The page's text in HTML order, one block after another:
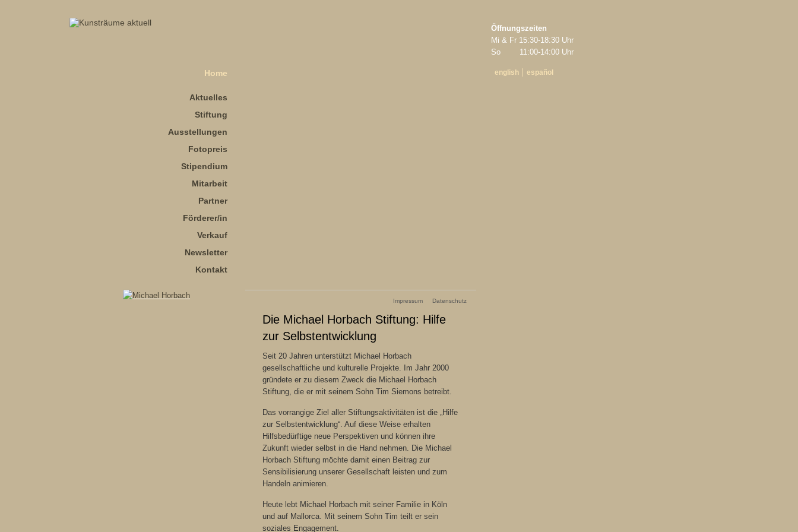
Öffnungszeiten
Mi & Fr 15:30‑18:30 Uhr
So 11:00‑14:00 Uhr
Home english español
Aktuelles
Stiftung
Ausstellungen
Fotopreis
Stipendium
Mitarbeit
Partner
Förderer/in
Verkauf
Newsletter
Kontakt
Die Michael Horbach Stiftung: Hilfe
zur Selbstentwicklung
Seit 20 Jahren unterstützt Michael Horbach
gesellschaftliche und kulturelle Projekte. Im Jahr 2000
gründete er zu diesem Zweck die Michael Horbach
Stiftung, die er mit seinem Sohn Tim Siemons betreibt.
Das vorrangige Ziel aller Stiftungsaktivitäten ist die „Hilfe
zur Selbstentwicklung“. Auf diese Weise erhalten
Hilfsbedürftige neue Perspektiven und können ihre
Zukunft wieder selbst in die Hand nehmen. Die Michael
Horbach Stiftung möchte damit einen Beitrag zur
Sensibilisierung unserer Gesellschaft leisten und zum
Handeln animieren.
Heute lebt Michael Horbach mit seiner Familie in Köln
und auf Mallorca. Mit seinem Sohn Tim teilt er sein
soziales Engagement.
Impressum Datenschutz